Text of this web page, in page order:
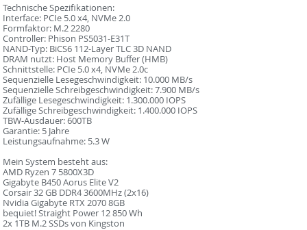
Technische Spezifikationen:
Interface: PCIe 5.0 x4, NVMe 2.0
Formfaktor: M.2 2280
Controller: Phison PS5031-E31T
NAND-Typ: BiCS6 112-Layer TLC 3D NAND
DRAM nutzt: Host Memory Buffer (HMB)
Schnittstelle: PCIe 5.0 x4, NVMe 2.0c
Sequenzielle Lesegeschwindigkeit: 10.000 MB/s
Sequenzielle Schreibgeschwindigkeit: 7.900 MB/s
Zufällige Lesegeschwindigkeit: 1.300.000 IOPS
Zufällige Schreibgeschwindigkeit: 1.400.000 IOPS
TBW-Ausdauer: 600TB
Garantie: 5 Jahre
Leistungsaufnahme: 5.3 W
Mein System besteht aus:
AMD Ryzen 7 5800X3D
Gigabyte B450 Aorus Elite V2
Corsair 32 GB DDR4 3600MHz (2x16)
Nvidia Gigabyte RTX 2070 8GB
bequiet! Straight Power 12 850 Wh
2x 1TB M.2 SSDs von Kingston